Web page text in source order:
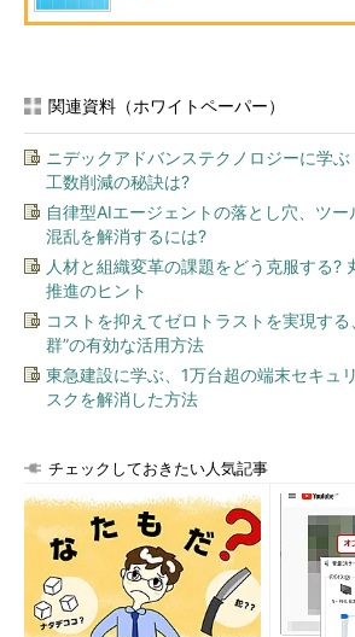
関連資料（ホワイトペーパー）
ニデックアドバンステクノロジーに学ぶ
工数削減の秘訣は?
自律型AIエージェントの落とし穴、ツ
混乱を解消するには?
人材と組織変革の課題をどう克服する?
推進のヒント
コストを抑えてゼロトラストを実現す
群”の有効な活用方法
東急建設に学ぶ、1万台超の端末セキュ
スクを解消した方法
チェックしておきたい人気記事